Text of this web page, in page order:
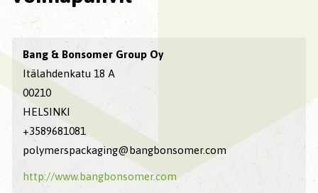
Bang & Bonsomer Group Oy
Itälahdenkatu 18 A
00210
HELSINKI
+3589681081
polymerspackaging@bangbonsomer.com
http://www.bangbonsomer.com